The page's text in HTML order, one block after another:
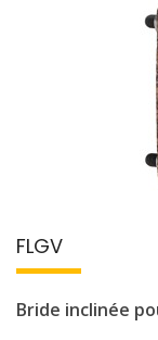
FLGV
Bride inclinée